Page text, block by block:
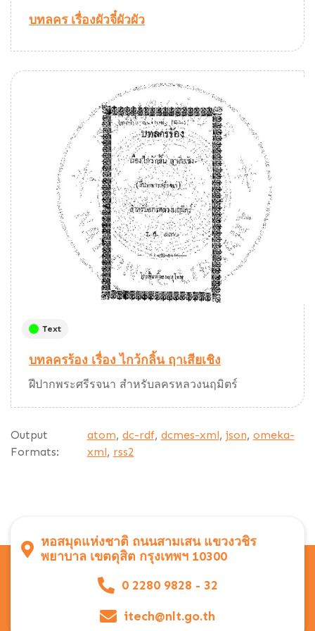
บทลคร เรื่องผัวจี๋ผัวผัว
Text
บทลครร้อง เรื่อง ไกว้กลิ้น ฤาเสียเชิง
ฝีปากพระศรีรจนา สำหรับลครหลวงนฤมิตร์
Output
Formats:
atom, dc-rdf, dcmes-xml, json, omeka-
xml, rss2
หอสมุดแห่งชาติ ถนนสามเสน แขวงวชิร
พยาบาล เขตดุสิต กรุงเทพฯ 10300
0 2280 9828 - 32
itech@nlt.go.th